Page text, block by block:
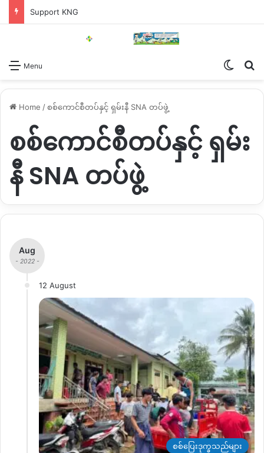
Support KNG
Menu
Home /စစ်ကောင်စီတပ်နှင့် ရှမ်းနီ SNA တပ်ဖွဲ့
စစ်ကောင်စီတပ်နှင့် ရှမ်း
နီ SNA တပ်ဖွဲ့
Aug
- 2022 -
12 August
စစ်ပြေးဒုက္ခသည်များ